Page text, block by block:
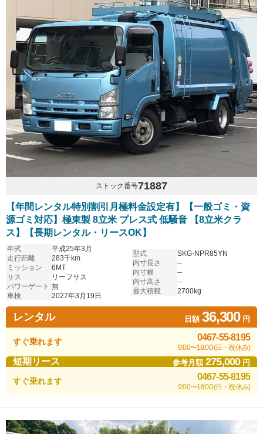
ストック番号71887
【年間レンタル特別割引月極料金設定有】【一般ゴミ・資
源ゴミ対応】極東製 8立米 プレス式 低騒音 【8立米クラ
ス】【長期レンタル・リースOK】
年式
平成25年3月
走行距離
283千km
ミッション
6MT
サス
リーフサス
パワーゲート 無
車検
2027年3月19日
型式
SKG-NPR85YN
内寸長さ
--
内寸幅
--
内寸高さ
--
最大積載
2700kg
レンタル 日額36,300円
すぐ乗れます 0467-55-8195
9:00〜18:00 (日・祝休み)
短期リース 参考月額275,000円
すぐ乗れます 0467-55-8195
9:00〜18:00 (日・祝休み)